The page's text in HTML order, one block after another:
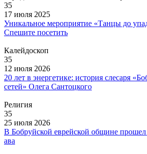
35
17 июля 2025
Уникальное мероприятие «Танцы до
Спешите посетить
Калейдоскоп
35
12 июля 2026
20 лет в энергетике: история слесаря
сетей» Олега Сантоцкого
Религия
35
25 июля 2026
В Бобруйской еврейской общине прошел
ава